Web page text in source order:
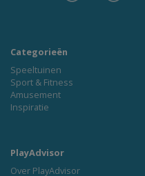
Categorieën
Speeltuinen
Sport & Fitness
Amusement
Inspiratie
PlayAdvisor
Over PlayAdvisor